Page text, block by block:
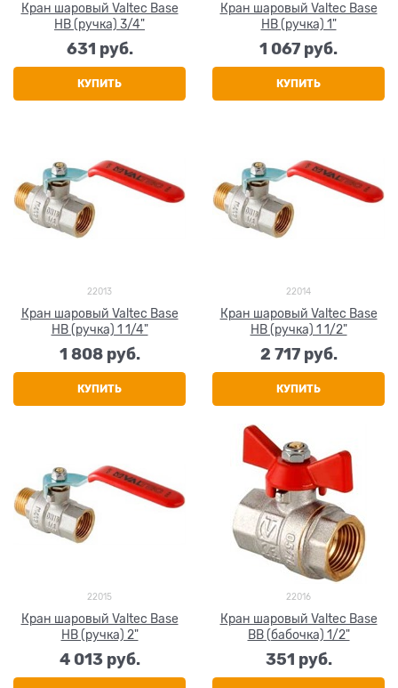
Кран шаровый Valtec Base
НВ (ручка) 3/4"
631 руб.
КУПИТЬ
Кран шаровый Valtec Base
НВ (ручка) 1"
1 067 руб.
КУПИТЬ
22013
Кран шаровый Valtec Base
НВ (ручка) 1 1/4"
1 808 руб.
КУПИТЬ
22014
Кран шаровый Valtec Base
НВ (ручка) 1 1/2"
2 717 руб.
КУПИТЬ
22015
Кран шаровый Valtec Base
НВ (ручка) 2"
4 013 руб.
22016
Кран шаровый Valtec Base
ВВ (бабочка) 1/2"
351 руб.